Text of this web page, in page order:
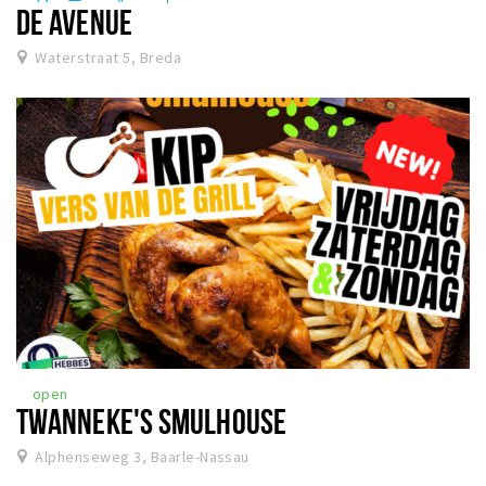
DE AVENUE
Waterstraat 5, Breda
open
TWANNEKE'S SMULHOUSE
Alphenseweg 3, Baarle-Nassau